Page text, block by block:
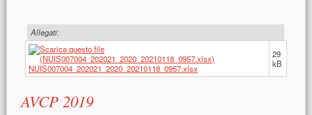
Allegati:
NUIS007004_202021_2020_20210118_0957.xlsx
29
kB
AVCP 2019